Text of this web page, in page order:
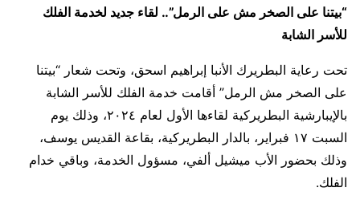
“بيتنا على الصخر مش على الرمل”.. لقاء جديد لخدمة الفلك
للأسر الشابة
تحت رعاية البطريرك الأنبا إبراهيم اسحق، وتحت شعار “بيتنا
على الصخر مش الرمل” أقامت خدمة الفلك للأسر الشابة
بالإيبارشية البطريركية لقاءها الأول لعام ٢٠٢٤، وذلك يوم
السبت ١٧ فبراير، بالدار البطريركية، بقاعة القديس يوسف،
وذلك بحضور الأب ميشيل ألفي، مسؤول الخدمة، وباقي خدام
الفلك.